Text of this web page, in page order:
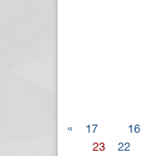
16
17
22
23